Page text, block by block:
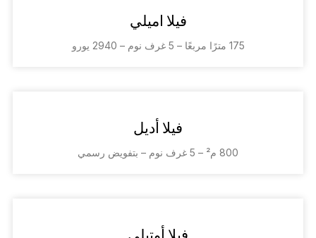
فيلا اميلي
175 مترًا مربعًا – 5 غرف نوم – 2940 يورو
فيلا أديل
800 م² – 5 غرف نوم – بتفويض رسمي